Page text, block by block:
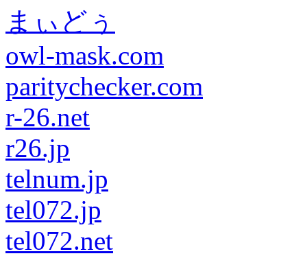
まぃどぅ
owl-mask.com
paritychecker.com
r-26.net
r26.jp
telnum.jp
tel072.jp
tel072.net